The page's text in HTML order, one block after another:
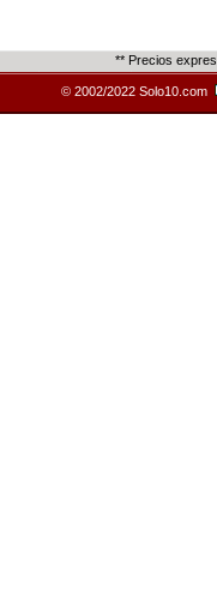
** Precios
© 2002/2022 Solo10.com